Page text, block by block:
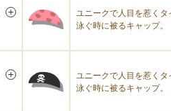
ユニークで人目を惹くタ
泳ぐ時に被るキャップ。
ユニークで人目を惹くタ
泳ぐ時に被るキャップ。